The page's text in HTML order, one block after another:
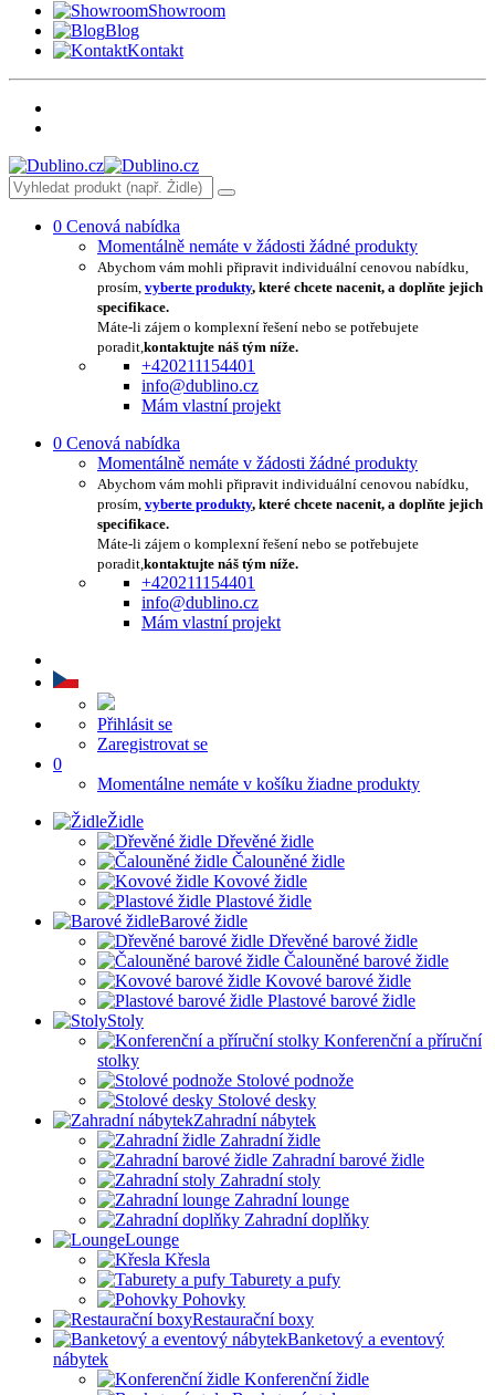
Showroom
Blog
Kontakt
0 Cenová nabídka
Momentálně nemáte v žádosti žádné produkty
Abychom vám mohli připravit individuální cenovou nabídku,
prosím, vyberte produkty, které chcete nacenit, a doplňte jejich
specifikace.
Máte-li zájem o komplexní řešení nebo se potřebujete
poradit,kontaktujte náš tým níže.
+420211154401
info@dublino.cz
Mám vlastní projekt
0 Cenová nabídka
Momentálně nemáte v žádosti žádné produkty
Abychom vám mohli připravit individuální cenovou nabídku,
prosím, vyberte produkty, které chcete nacenit, a doplňte jejich
specifikace.
Máte-li zájem o komplexní řešení nebo se potřebujete
poradit,kontaktujte náš tým níže.
+420211154401
info@dublino.cz
Mám vlastní projekt
Přihlásit se
Zaregistrovat se
0
Momentálne nemáte v košíku žiadne produkty
Židle
Dřevěné židle
Čalouněné židle
Kovové židle
Plastové židle
Barové židle
Dřevěné barové židle
Čalouněné barové židle
Kovové barové židle
Plastové barové židle
Stoly
Konferenční a příruční
stolky
Stolové podnože
Stolové desky
Zahradní nábytek
Zahradní židle
Zahradní barové židle
Zahradní stoly
Zahradní lounge
Zahradní doplňky
Lounge
Křesla
Taburety a pufy
Pohovky
Restaurační boxy
Banketový a eventový
nábytek
Konferenční židle